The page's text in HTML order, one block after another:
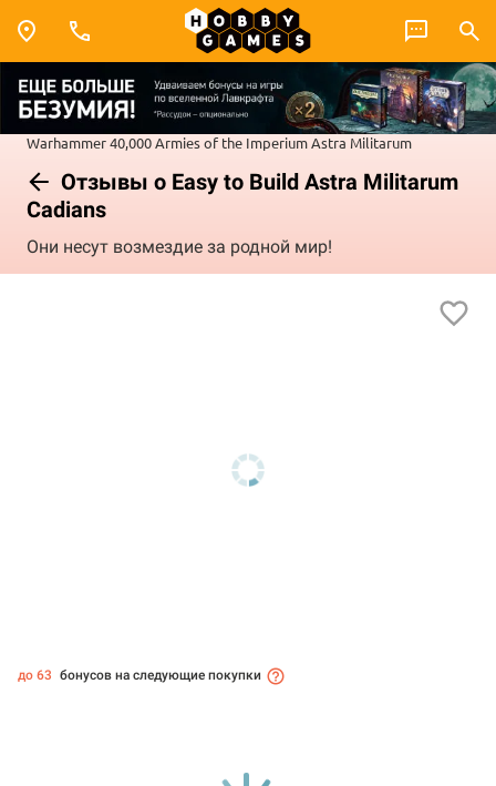
Warhammer 40,000Armies of the ImperiumAstra Militarum
Отзывы о Easy to Build Astra Militarum
Cadians
Они несут возмездие за родной мир!
до 63 бонусов на следующие покупки